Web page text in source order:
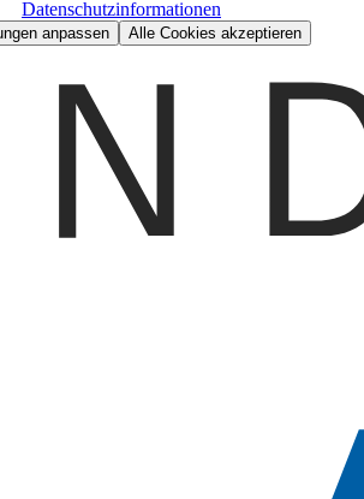
Datenschutzinformationen
anpassen Alle Cookies akzeptieren